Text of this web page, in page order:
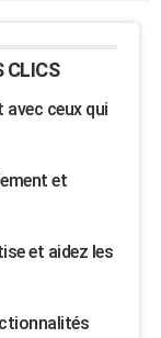
CLICS
ceux qui
et
et aidez les